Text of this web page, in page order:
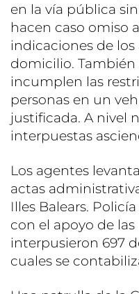
en la vía pública
hacen caso omiso
indicaciones de los
domicilio.
incumplen las
personas en un
justificada. A nivel
interpuestas
Los agentes
actas
Illes Balears.
con el apoyo de las
interpusieron 697
cuales se